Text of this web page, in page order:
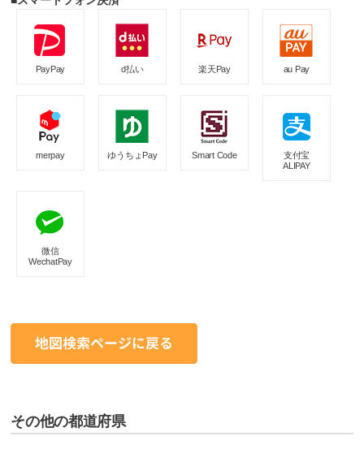
PayPay d払い 楽天Pay au Pay
merpay ゆうちょPay Smart Code
支付宝
ALIPAY
微信
WechatPay
その他の都道府県